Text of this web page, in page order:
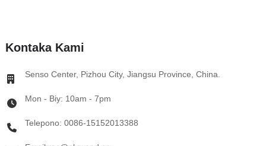
Kontaka Kami
Senso Center, Pizhou City, Jiangsu Province, China.
Mon - Biy: 10am - 7pm
Telepono: 0086-15152013388